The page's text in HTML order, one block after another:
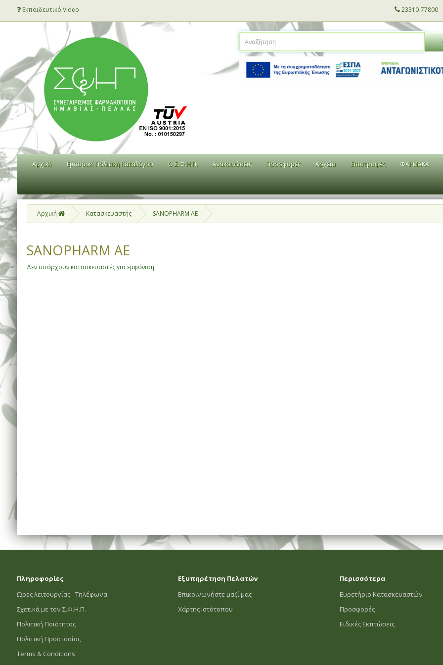
Εκπαιδευτικό Video 23310-77800
Αρχική Εμπορική Πολιτική Καταλόγου Ο Σ.Φ.Η.Π. Ανακοινώσεις Προσφορές Αρχεία Επιστροφές ΦΑΡΜΑΚΑ
Αρχική Κατασκευαστής SANOPHARM AE
SANOPHARM AE
Δεν υπάρχουν κατασκευαστές για εμφάνιση.
Πληροφορίες
Ώρες λειτουργίας - Τηλέφωνα
Σχετικά με τον Σ.Φ.Η.Π.
Πολιτική Ποιότητας
Πολιτική Προστασίας
Terms & Conditions
Εξυπηρέτηση Πελατών
Επικοινωνήστε μαζί μας
Χάρτης Ιστότοπου
Περισσότερα
Ευρετήριο Κατασκευαστών
Προσφορές
Ειδικές Εκπτώσεις